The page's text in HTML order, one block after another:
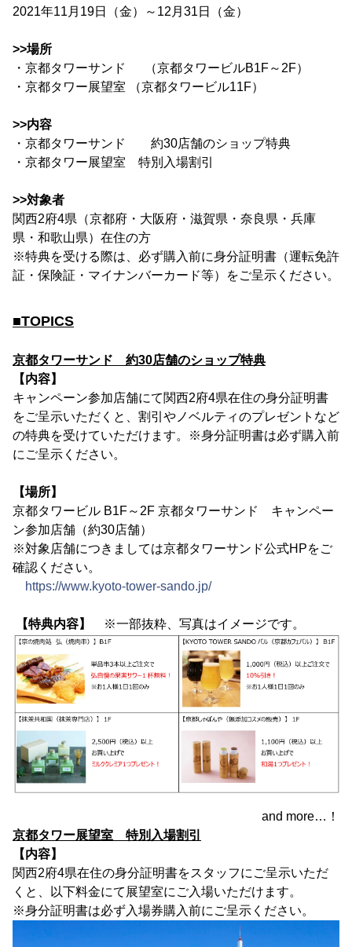
2021年11月19日（金）～12月31日（金）
>>場所
・京都タワーサンド （京都タワービルB1F～2F）
・京都タワー展望室 （京都タワービル11F）
>>内容
・京都タワーサンド 約30店舗のショップ特典
・京都タワー展望室 特別入場割引
>>対象者
関西2府4県（京都府・大阪府・滋賀県・奈良県・兵庫
県・和歌山県）在住の方
※特典を受ける際は、必ず購入前に身分証明書（運転免許
証・保険証・マイナンバーカード等）をご呈示ください。
■TOPICS
京都タワーサンド 約30店舗のショップ特典
【内容】
キャンペーン参加店舗にて関西2府4県在住の身分証明書
をご呈示いただくと、割引やノベルティのプレゼントなど
の特典を受けていただけます。※身分証明書は必ず購入前
にご呈示ください。
【場所】
京都タワービル B1F～2F 京都タワーサンド キャンペー
ン参加店舗（約30店舗）
※対象店舗につきましては京都タワーサンド公式HPをご
確認ください。
https://www.kyoto-tower-sando.jp/
【特典内容】 ※一部抜粋、写真はイメージです。
and more…！
京都タワー展望室 特別入場割引
【内容】
関西2府4県在住の身分証明書をスタッフにご呈示いただ
くと、以下料金にて展望室にご入場いただけます。
※身分証明書は必ず入場券購入前にご呈示ください。